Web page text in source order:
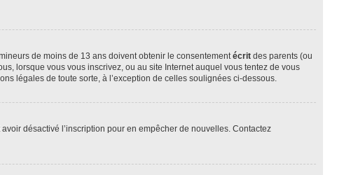
de moins de 13 ans doivent obtenir le consentementécrit des parents (ou
lorsque vous vous inscrivez, ou au site Internet auquel vous tentez de vous
légales de toute sorte, à l’exception de celles soulignées ci-dessous.
désactivé l’inscription pour en empêcher de nouvelles. Contactez